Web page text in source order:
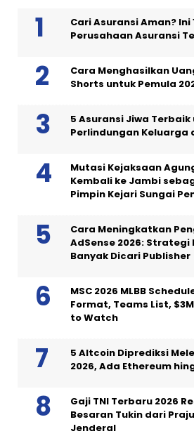
Cari Asuransi Aman? Ini
Perusahaan Asuransi
Cara Menghasilkan
Shorts untuk Pemula
5 Asuransi Jiwa Terbaik
Perlindungan Keluarga
Mutasi Kejaksaan
Kembali ke Jambi
Pimpin Kejari Sungai
Cara Meningkatkan
AdSense 2026: Strategi
Banyak Dicari Publisher
MSC 2026 MLBB
Format, Teams List,
to Watch
5 Altcoin Diprediksi
2026, Ada Ethereum
Gaji TNI Terbaru 2026
Besaran Tukin dari
Jenderal